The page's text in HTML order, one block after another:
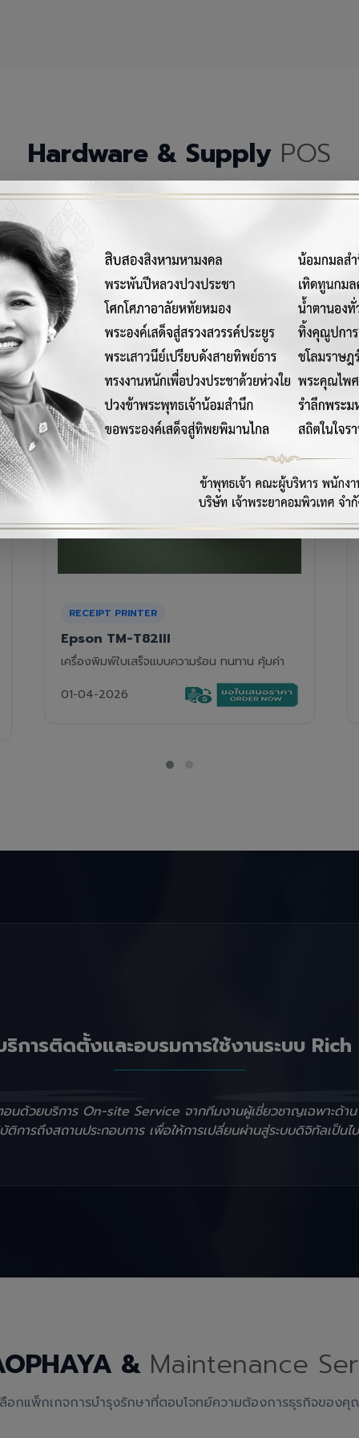
Hardware & Supply POS
ณ์เครื่องมือฮาร์ดแวร์และวัสดุสิ้นเปลืองคุณภาพสูงสำหรับระบบ
RECEIPT PRINTER
Epson TM-T88VII
เครื่องพิมพ์ใบเสร็จความร้อนรุ่นท็อป ความเร็วสูง
01-04-2026
ริการติดตั้งและอบรมการใช้งานระบบ Rich
อนด้วยบริการ On-site Service จากทีมงานผู้เชี่ยวชาญเฉพาะด้า
การถึงสถานประกอบการ เพื่อให้การเปลี่ยนผ่านสู่ระบบดิจิทัลเป็นไ
& Maintenance
อกแพ็กเกจการบำรุงรักษาที่ตอบโจทย์ความต้องการธุรกิจของ